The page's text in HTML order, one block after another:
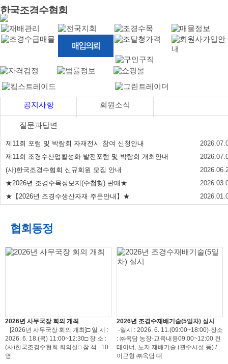
한국조경수협회
공지사항 회원소식
질문과답변
제11회 포럼 및 박람회 자재전시 참여 신청안내
제11회 조경수산업활성화 발전포럼 및 박람회 개최안내
(사)한국조경수협회 신규회원 모집 안내
★2026년 조경수목정보지(수첩형) 판매★
★【2026년 조경수생산자재 주문안내】★
협회동정
2026년 사무국장 회의 개최
[2026년 사무국장 회의 개최]□ 일 시 :
2026. 6. 18.(목) 11:00~12:30□ 장 소 :
(사)한국조경수협회 회의실□ 참 석 : 10
명
2026년 조경수재배기술(5일차) 실시
-일시 : 2026. 6. 11.(09:00~18:00)-장소
: ㈜옥담 농장-교육내용09:00~12:00 컨
테이너, 노지 재배기술 (관수시설 등) /
이근형 ㈜옥담 대